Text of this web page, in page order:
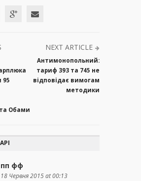
95
Обами
NEXT ARTICLE
Антимонопольний:
тариф 393 та 745 не
відповідає вимогам
методики
пп фф
18 Червня 2015 at 00:13